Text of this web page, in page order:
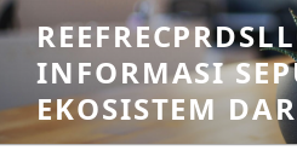
Skip
to
contentINFORMASI
EKOSISTEM